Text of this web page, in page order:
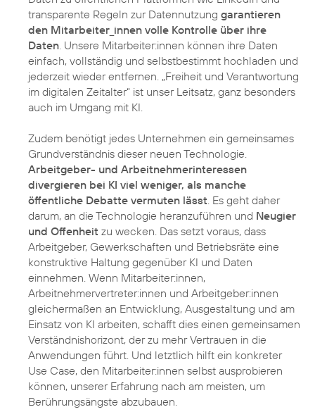
transparente Regeln zur Datennutzung garantieren
den Mitarbeiter_innen volle Kontrolle über ihre
Daten . Unsere Mitarbeiter:innen können ihre Daten
einfach, vollständig und selbstbestimmt hochladen und
jederzeit wieder entfernen. „Freiheit und Verantwortung
im digitalen Zeitalter“ ist unser Leitsatz, ganz besonders
auch im Umgang mit KI.
Zudem benötigt jedes Unternehmen ein gemeinsames
Grundverständnis dieser neuen Technologie.
Arbeitgeber- und Arbeitnehmerinteressen
divergieren bei KI viel weniger, als manche
öffentliche Debatte vermuten lässt . Es geht daher
darum, an die Technologie heranzuführen und Neugier
und Offenheit zu wecken. Das setzt voraus, dass
Arbeitgeber, Gewerkschaften und Betriebsräte eine
konstruktive Haltung gegenüber KI und Daten
einnehmen. Wenn Mitarbeiter:innen,
Arbeitnehmervertreter:innen und Arbeitgeber:innen
gleichermaßen an Entwicklung, Ausgestaltung und am
Einsatz von KI arbeiten, schafft dies einen gemeinsamen
Verständnishorizont, der zu mehr Vertrauen in die
Anwendungen führt. Und letztlich hilft ein konkreter
Use Case, den Mitarbeiter:innen selbst ausprobieren
können, unserer Erfahrung nach am meisten, um
Berührungsängste abzubauen.